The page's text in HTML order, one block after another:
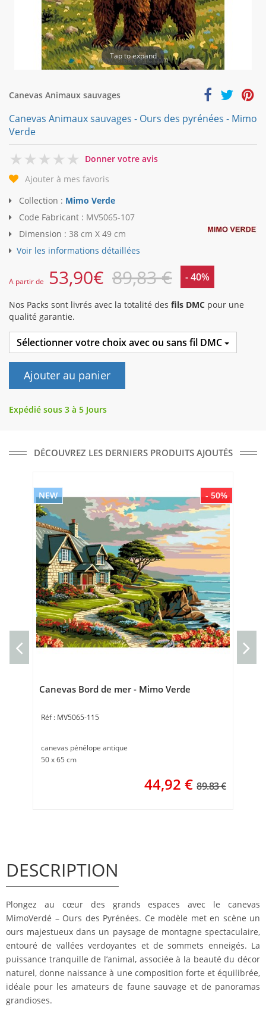
Tap to expand
Canevas Animaux sauvages
Canevas Animaux sauvages - Ours des pyrénées - Mimo
Verde
0
Donner votre avis
Ajouter à mes favoris
Collection : Mimo Verde
Code Fabricant : MV5065-107
Dimension : 38 cm X 49 cm
Voir les informations détaillées
A partir de 53,90€ 89,83 € - 40%
Nos Packs sont livrés avec la totalité des fils DMC pour une
qualité garantie.
Sélectionner votre choix avec ou sans fil DMC
Ajouter au panier
Expédié sous 3 à 5 Jours
DÉCOUVREZ LES DERNIERS PRODUITS AJOUTÉS
- 50%
NEW
Canevas Bord de mer - Mimo Verde
MV5065-115
canevas pénélope antique
50 x 65 cm
44,92 € 89.83 €
DESCRIPTION
Plongez au cœur des grands espaces avec le canevas
MimoVerdé – Ours des Pyrénées. Ce modèle met en scène un
ours majestueux dans un paysage de montagne spectaculaire,
entouré de vallées verdoyantes et de sommets enneigés. La
puissance tranquille de l’animal, associée à la beauté du décor
naturel, donne naissance à une composition forte et équilibrée,
idéale pour les amateurs de faune sauvage et de panoramas
grandioses.